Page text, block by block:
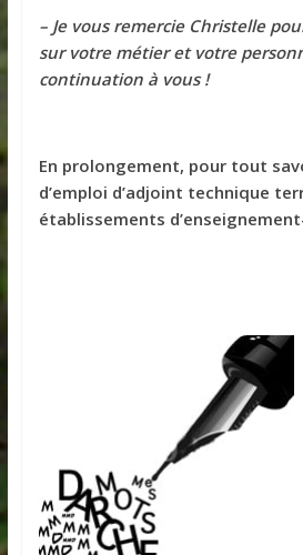
– Je vous remercie Christelle
sur votre métier et votre
continuation à vous !
En prolongement, pour tout
d’emploi d’adjoint technique
établissements